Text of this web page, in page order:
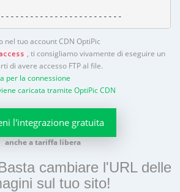
tuo account CDN OptiPic
, ti consigliamo vivamente di eseguire un
di avere accesso FTP al file.
per la connessione
caricata tramite OptiPic CDN
l'integrazione gratuita
anche a tariffa libera
cambiare l'URL delle
sul tuo sito!